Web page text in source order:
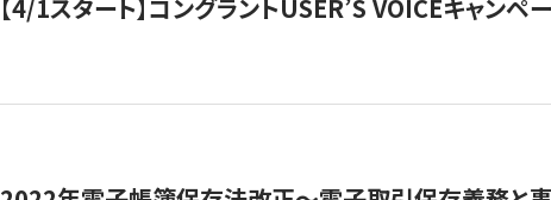
【4/1スタート】コングラントUSER’S VOICEキャンペ